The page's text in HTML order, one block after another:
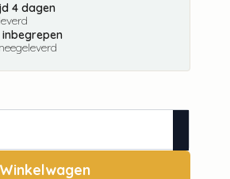
4 dagen
inbegrepen